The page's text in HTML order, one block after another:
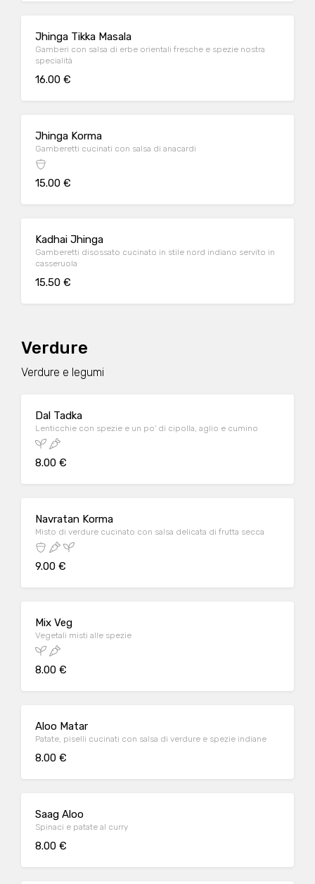
Jhinga Tikka Masala
Gamberi con salsa di erbe orientali fresche e spezie nostra
specialità
16.00 €
Jhinga Korma
Gamberetti cucinati con salsa di anacardi
15.00 €
Kadhai Jhinga
Gamberetti disossato cucinato in stile nord indiano servito in
casseruola
15.50 €
Verdure
Verdure e legumi
Dal Tadka
Lenticchie con spezie e un po' di cipolla, aglio e cumino
8.00 €
Navratan Korma
Misto di verdure cucinato con salsa delicata di frutta secca
9.00 €
Mix Veg
Vegetali misti alle spezie
8.00 €
Aloo Matar
Patate, piselli cucinati con salsa di verdure e spezie indiane
8.00 €
Saag Aloo
Spinaci e patate al curry
8.00 €